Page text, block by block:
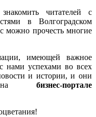
читателей с
в Волгоградском
можно прочесть многие
имеющей важное
нами успехами во всех
и истории, и они
на бизнес-портале